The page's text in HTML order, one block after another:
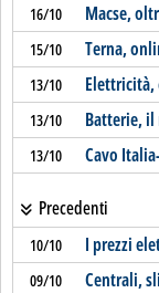
16/10 Macse,
15/10 Terna,
13/10 Elettricità,
13/10 Batterie, il
13/10 Cavo
Precedenti
10/10 I prezzi
09/10 Centrali,